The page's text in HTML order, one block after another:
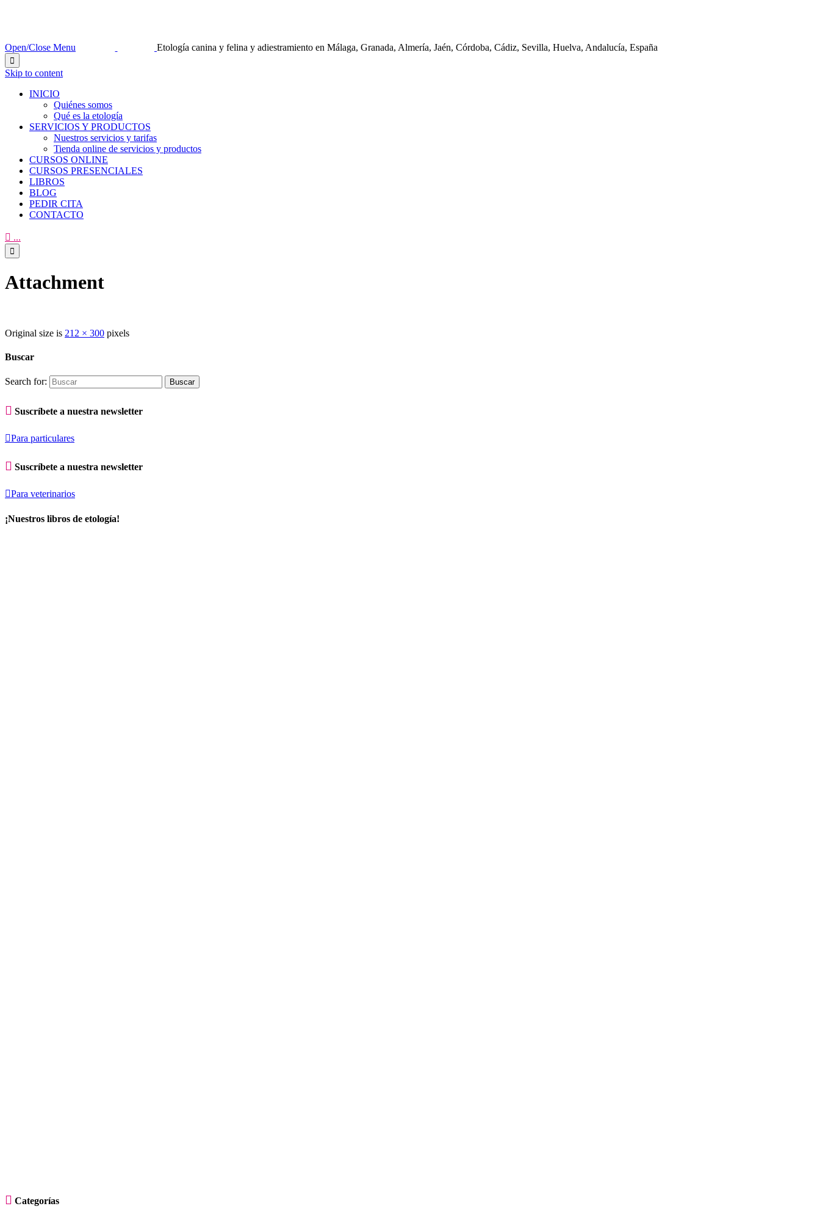
Open/Close Menu Etología canina y felina y adiestramiento en Málaga, Granada, Almería, Jaén, Córdoba, Cádiz, Sevilla, Huelva, Andalucía, España

Skip to content
INICIO
Quiénes somos
Qué es la etología
SERVICIOS Y PRODUCTOS
Nuestros servicios y tarifas
Tienda online de servicios y productos
CURSOS ONLINE
CURSOS PRESENCIALES
LIBROS
BLOG
PEDIR CITA
CONTACTO
 ...

Attachment
Original size is 212 × 300 pixels
Buscar
Search for:
 Suscríbete a nuestra newsletter
Para particulares
 Suscríbete a nuestra newsletter
Para veterinarios
¡Nuestros libros de etología!
 Categorías